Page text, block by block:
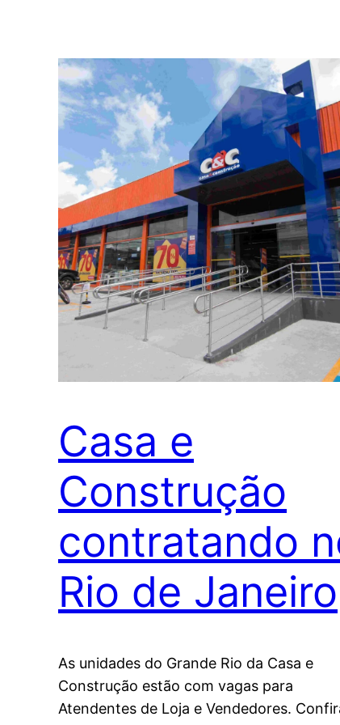
Casa e
Construção
contratando
Rio de Janeiro
As unidades do Grande Rio da Casa e
Construção estão com vagas para
Atendentes de Loja e Vendedores.